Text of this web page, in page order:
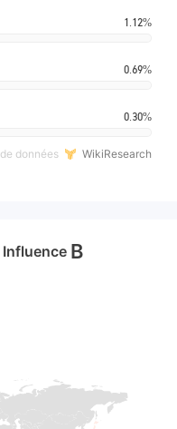
1.12%
0.69%
0.30%
données WikiResearch
Influence B